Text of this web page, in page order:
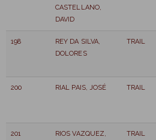
CASTELLANO,
DAVID
198
REY DA SILVA,
DOLORES
TRAIL
200 RIAL PAIS, JOSÉ TRAIL
201
RIOS VAZQUEZ,
TRAIL